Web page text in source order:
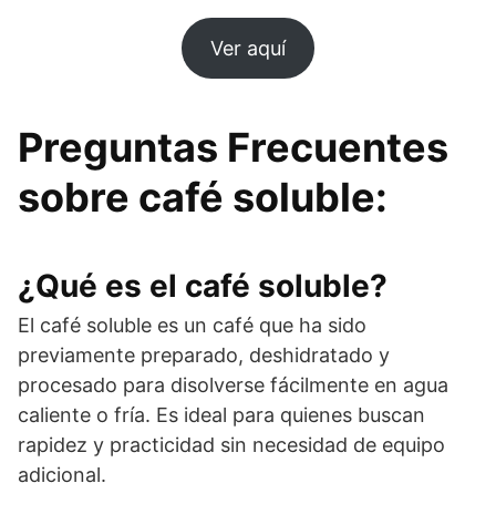
Ver aquí
Preguntas Frecuentes
sobre café soluble:
¿Qué es el café soluble?
El café soluble es un café que ha sido
previamente preparado, deshidratado y
procesado para disolverse fácilmente en agua
caliente o fría. Es ideal para quienes buscan
rapidez y practicidad sin necesidad de equipo
adicional.